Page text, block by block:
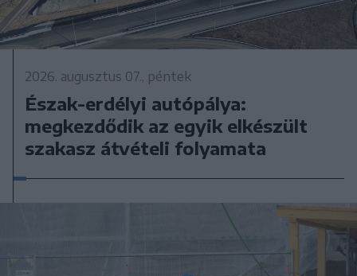
2026. augusztus 07., péntek
Észak-erdélyi autópálya:
megkezdődik az egyik elkészült
szakasz átvételi folyamata